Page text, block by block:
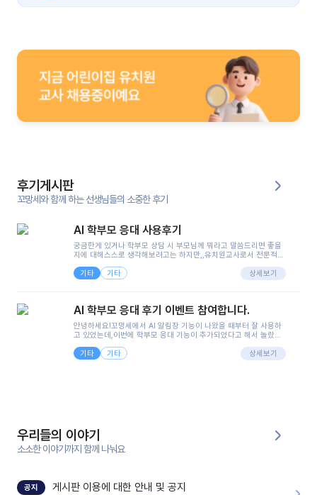
후기게시판
꼬망세와 함께 하는 선생님들의 소중한 후기
AI 학부모 응대 사용후기
궁금한게 있거나 학부모 상담 시 부모님께 뭐라고 말씀드리면 좋을
지에 대해스스로 생각해보려고는 하지만,,유치원교사로서 전문적인
려니 어려울때가...^^(저만 그런거 아니죠 ㅜㅜ)꼬망봇의 장점은 지
피티나 제미나이는 몇세이고 여자인지 남자인지 등그래도 좀 기본
정보를 제공하면서 물어봐야할 때가 있어그때마다 정보를 입력하는
으셔서 고민이 됐는데ai 학부모 응대를 써볼 수 있어서 좋았어요!앞
면..)그리고 제가 신입 때 이게 있었더라면 ㅜㅜㅜㅜ?응대 팁이 정말
좋은거 같아요지금은 그래도 아이들이 잘 이해 되지만초임 때는 정
말 어려워서 항상다른 선생님들께 도움을 요청했었거든요..ㅠ*일지
쓸 때도 좀 도움이 되는 거 같아요!
기타 기타 상세보기
AI 학부모 응대 후기 이벤트 참여합니다.
안녕하세요!꼬망세에서 AI 알림장 기능이 나왔을 때부터 잘 사용하
고 있었는데,이번에 학부모 응대 기능이 추가되었다고 해서 놀랐습
님 응대에 더 많은 부담을 느끼고 있습니다 ㅠㅠ이번에 제가 원에서
겪은 일과 학부모님께 전달드렸던 내용을 함께 보시고,저와 비슷한
을 많이 하는데,꼬망봇 덕분에 고민하는 시간을 줄이고 학부모님을
안심시킬 수 있었습니다.이 부분은 꼬망봇이 추가로 알려준 응대 tip
입니다.학부모님께 전화를 드리기 전에, 내용을 숙지하여 좀 더 전문
성 있는 교사가 되어 대화를 나눌 수 있었습니다.꼬망세 AI학부모 응
기능을 개발해 주셔서 감사합니다.
기타 기타 상세보기
우리들의 이야기
소소한 이야기까지 함께 나눠요
공지 게시판 이용에 대한 안내 및 공지